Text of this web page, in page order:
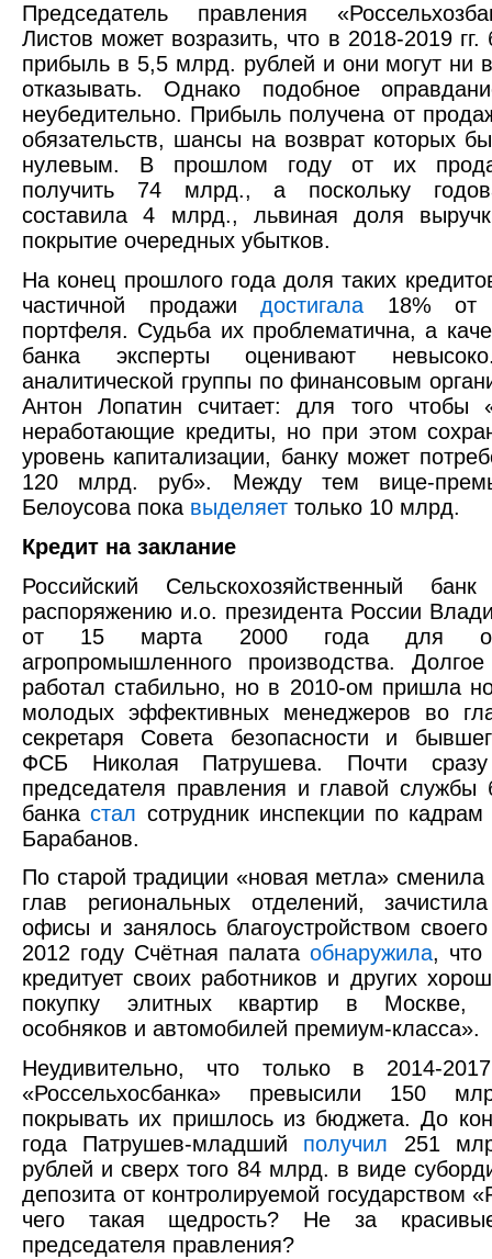
Председатель правления
Листов может возразить, что в 2018-2019
прибыль в 5,5 млрд. рублей и они могут ни
отказывать. Однако подобное
неубедительно. Прибыль получена от
обязательств, шансы на возврат которых
нулевым. В прошлом году от их
получить 74 млрд., а поскольку
составила 4 млрд., львиная доля
покрытие очередных убытков.
На конец прошлого года доля таких
частичной продажидостигала 18% от
портфеля. Судьба их проблематична, а
банка эксперты оценивают
аналитической группы по финансовым
Антон Лопатин считает: для того чтобы
неработающие кредиты, но при этом
уровень капитализации, банку может
120 млрд. руб». Между тем вице-
Белоусова пока выделяет только 10 млрд.
Кредит на заклание
Российский Сельскохозяйственный
распоряжению и.о. президента России
от 15 марта 2000 года для
агропромышленного производства.
работал стабильно, но в 2010-ом пришла
молодых эффективных менеджеров во
секретаря Совета безопасности и
ФСБ Николая Патрушева. Почти
председателя правления и главой службы
банкастал сотрудник инспекции по
Барабанов.
По старой традиции «новая метла» сменила
глав региональных отделений,
офисы и занялось благоустройством
2012 году Счётная палата обнаружила,
кредитует своих работников и других
покупку элитных квартир в Москве,
особняков и автомобилей премиум-класса».
Неудивительно, что только в 2014-
«Россельхосбанка» превысили 150
покрывать их пришлось из бюджета. До
года Патрушев-младший получил 251
рублей и сверх того 84 млрд. в виде
депозита от контролируемой государством
чего такая щедрость? Не за
председателя правления?